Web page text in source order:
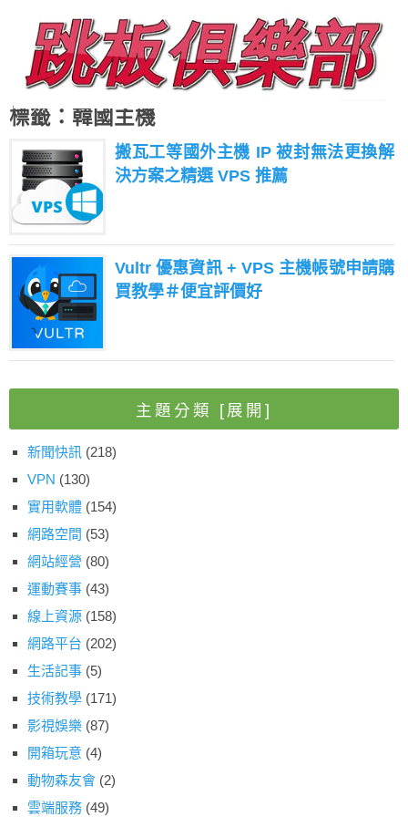
標籤：韓國主機
搬瓦工等國外主機 IP 被封無法更換解
決方案之精選 VPS 推薦
Vultr 優惠資訊 + VPS 主機帳號申請購
買教學＃便宜評價好
主題分類 [展開]
新聞快訊 (218)
VPN (130)
實用軟體 (154)
網路空間 (53)
網站經營 (80)
運動賽事 (43)
線上資源 (158)
網路平台 (202)
生活記事 (5)
技術教學 (171)
影視娛樂 (87)
開箱玩意 (4)
動物森友會 (2)
雲端服務 (49)